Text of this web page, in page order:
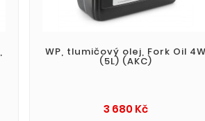
WP, tlumičový olej, Fork Oil 4W
(5L) (AKC)
3 680 KčCena